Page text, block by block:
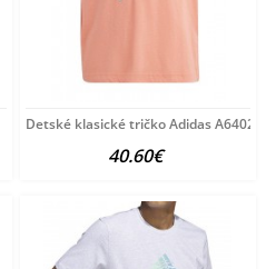
Detské klasické tričko Adidas A6402
40.60€